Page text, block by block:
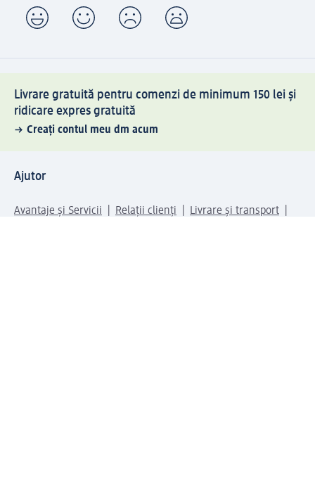
Livrare gratuită pentru comenzi de minimum 150 lei și
ridicare expres gratuită
Creați contul meu dm acum
Ajutor
Avantaje și Servicii Relații clienți
Livrare și transport